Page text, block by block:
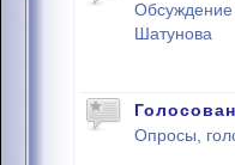
Шатунова
Опросы,